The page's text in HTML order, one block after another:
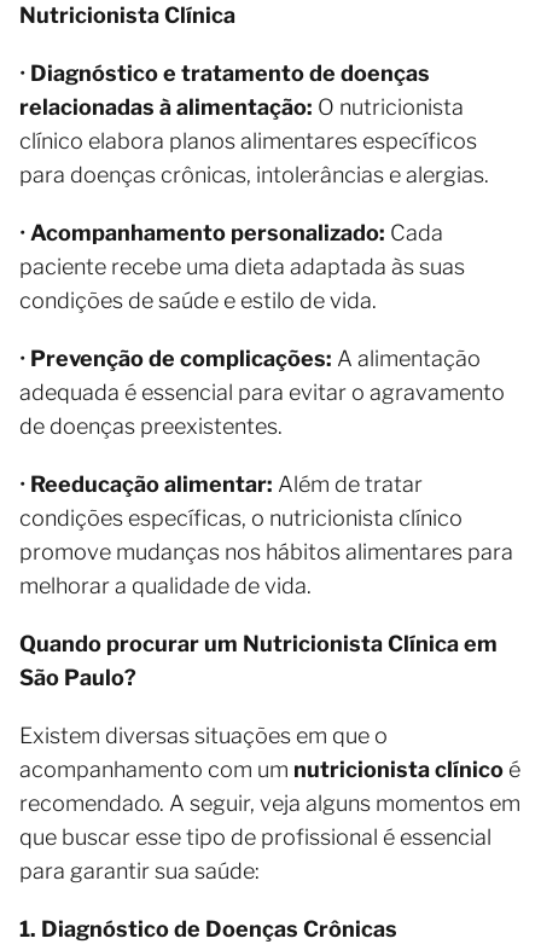
Nutricionista Clínica
• Diagnóstico e tratamento de doenças
relacionadas à alimentação: O nutricionista
clínico elabora planos alimentares específicos
para doenças crônicas, intolerâncias e alergias.
• Acompanhamento personalizado: Cada
paciente recebe uma dieta adaptada às suas
condições de saúde e estilo de vida.
• Prevenção de complicações: A alimentação
adequada é essencial para evitar o agravamento
de doenças preexistentes.
• Reeducação alimentar: Além de tratar
condições específicas, o nutricionista clínico
promove mudanças nos hábitos alimentares para
melhorar a qualidade de vida.
Quando procurar um Nutricionista Clínica em
São Paulo?
Existem diversas situações em que o
acompanhamento com um nutricionista clínico é
recomendado. A seguir, veja alguns momentos em
que buscar esse tipo de profissional é essencial
para garantir sua saúde:
1. Diagnóstico de Doenças Crônicas